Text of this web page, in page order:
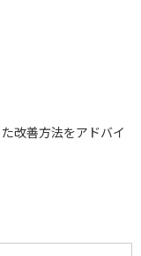
改善方法をアドバイ